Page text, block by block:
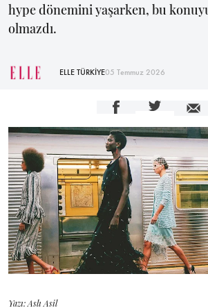
hype dönemini yaşarken, bu
olmazdı.
ELLE TÜRKİYE05 Temmuz 2026
Yazı: Aslı Asil